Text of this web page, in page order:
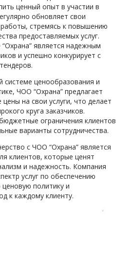
ценный опыт в участии в
обновляет свои
стремясь к повышению
предоставляемых услуг.
является надежным
и успешно конкурирует с
системе ценообразования и
ЧОО “Охрана” предлагает
на свои услуги, что делает
круга заказчиков.
ограничения клиентов
варианты сотрудничества.
с ЧОО “Охрана” является
клиентов, которые ценят
и надежность. Компания
услуг по обеспечению
политику и
к каждому клиенту.